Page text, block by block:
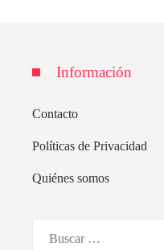
Información
Contacto
Políticas de Privacidad
Quiénes somos